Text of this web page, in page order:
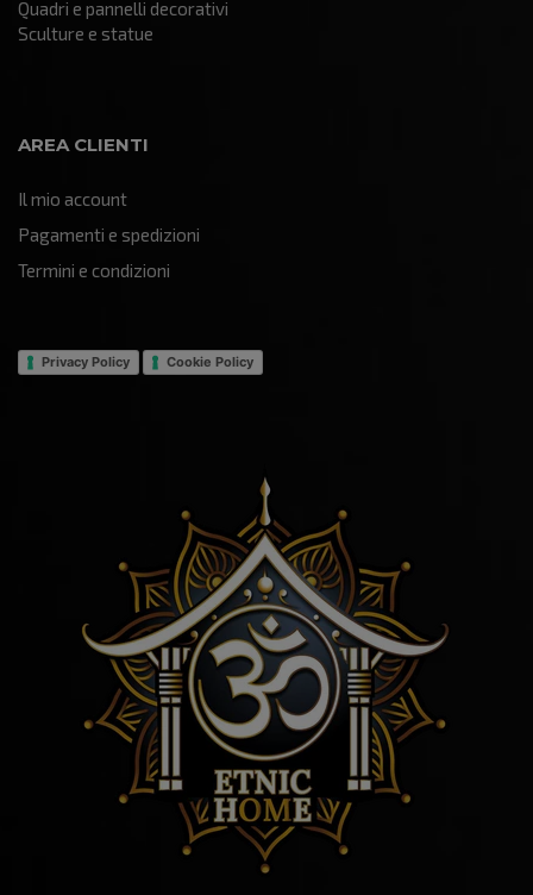
Quadri e pannelli decorativi
Sculture e statue
AREA CLIENTI
Il mio account
Pagamenti e spedizioni
Termini e condizioni
Privacy Policy Cookie Policy